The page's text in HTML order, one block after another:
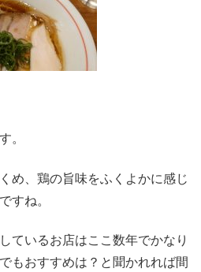
。
め、鶏の旨味をふくよかに感じ
すね。
ているお店はここ数年でかなり
もおすすめは？と聞かれれば間